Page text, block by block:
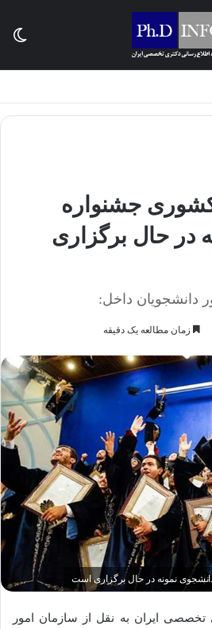
جشنواره
در حال برگزاری
دانشجویان داخل:
زمان مطالعه یک دقیقه
نمونه در حال برگزاری است
تخصصی ایران به نقل از سازمان امور